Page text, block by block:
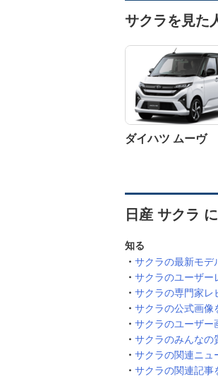
サクラを見た
ダイハツ ムーヴ
日産 サクラ
知る
サクラの最新モデ
サクラのユーザー
サクラの専門家レ
サクラの公式画像
サクラのユーザー
サクラのみんなの
サクラの関連ニュ
サクラの関連記事